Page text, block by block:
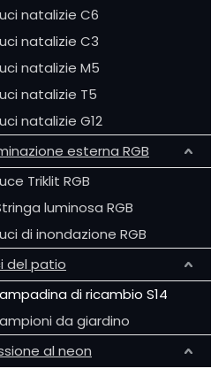
natalizie C6
natalizie C3
natalizie M5
natalizie T5
natalizie G12
esterna RGB
Triklit RGB
luminosa RGB
di inondazione RGB
del patio
di ricambio S14
da giardino
al neon